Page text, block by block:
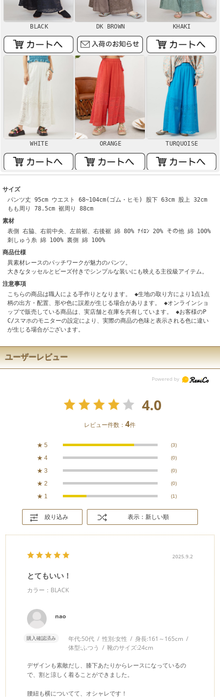
BLACK DK BROWN KHAKI
WHITE ORANGE TURQUOISE
サイズ
パンツ丈 95cm ウエスト 68~104cm(ゴム・ヒモ) 股下 63cm 股上 32cm
もも周り 78.5cm 裾周り 88cm
素材
表側 右脇、右前中央、左前裾、右後裾 綿 80% ﾅｲﾛﾝ 20% その他 綿 100%
刺しゅう糸 綿 100% 裏側 綿 100%
商品仕様
異素材レースのパッチワークが魅力のパンツ。
大きなタッセルとビーズ付きでシンプルな装いにも映える主役級アイテム。
注意事項
こちらの商品は職人による手作りとなります。 ◆生地の取り方により1点1点
柄の出方・配置、形や色に誤差が生じる場合があります。 ◆オンラインショ
ップで販売している商品は、実店舗と在庫を共有しています。 ◆お客様のP
C/スマホのモニターの設定により、実際の商品の色味と表示される色に違い
が生じる場合がございます。
ユーザーレビュー
4.0
レビュー件数：4件
★ 5 (3)
★ 4 (0)
★ 3 (0)
★ 2 (0)
★ 1 (1)
絞り込み 表示：新しい順
2025.9.2
とてもいい！
カラー：BLACK
nao
購入確認済み 年代:50代 性別:女性 身長:161～165cm
体型:ふつう 靴のサイズ:24cm
デザインも素敵だし、膝下あたりからレースになっているの
で、割と涼しく着ることができました。
腰紐も横についてて、オシャレです！